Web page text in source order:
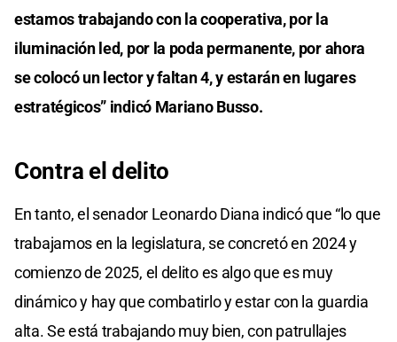
estamos trabajando con la cooperativa, por la
iluminación led, por la poda permanente, por ahora
se colocó un lector y faltan 4, y estarán en lugares
estratégicos” indicó Mariano Busso.
Contra el delito
En tanto, el senador Leonardo Diana indicó que “lo que
trabajamos en la legislatura, se concretó en 2024 y
comienzo de 2025, el delito es algo que es muy
dinámico y hay que combatirlo y estar con la guardia
alta. Se está trabajando muy bien, con patrullajes